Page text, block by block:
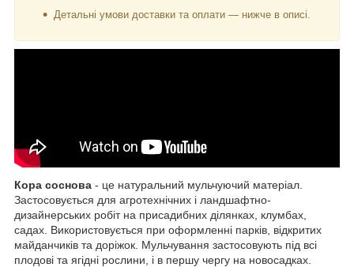
Детальні умови доставки та оплати — нижче в описі.
Кора соснова - це натуральний мульчуючий матеріал.
Застосовується для агротехнічних і ландшафтно-
дизайнерських робіт на присадибних ділянках, клумбах,
садах. Використовується при оформленні парків, відкритих
майданчиків та доріжок. Мульчування застосовують під всі
плодові та ягідні рослини, і в першу чергу на новосадках.